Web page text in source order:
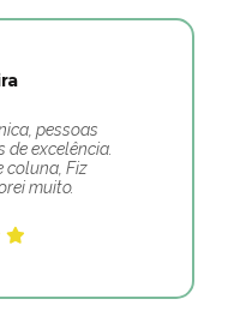
pessoas
de excelência.
coluna, Fiz
muito.